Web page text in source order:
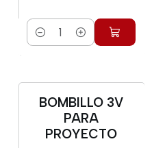
Cantidad
BOMBILLO 3V
PARA
PROYECTO